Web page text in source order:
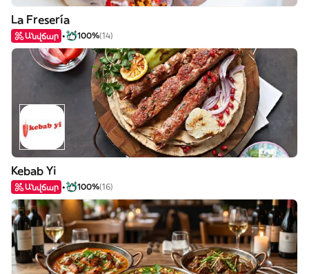
La Fresería
Անվճար 100%(14)
Kebab Yi
Անվճար 100%(16)